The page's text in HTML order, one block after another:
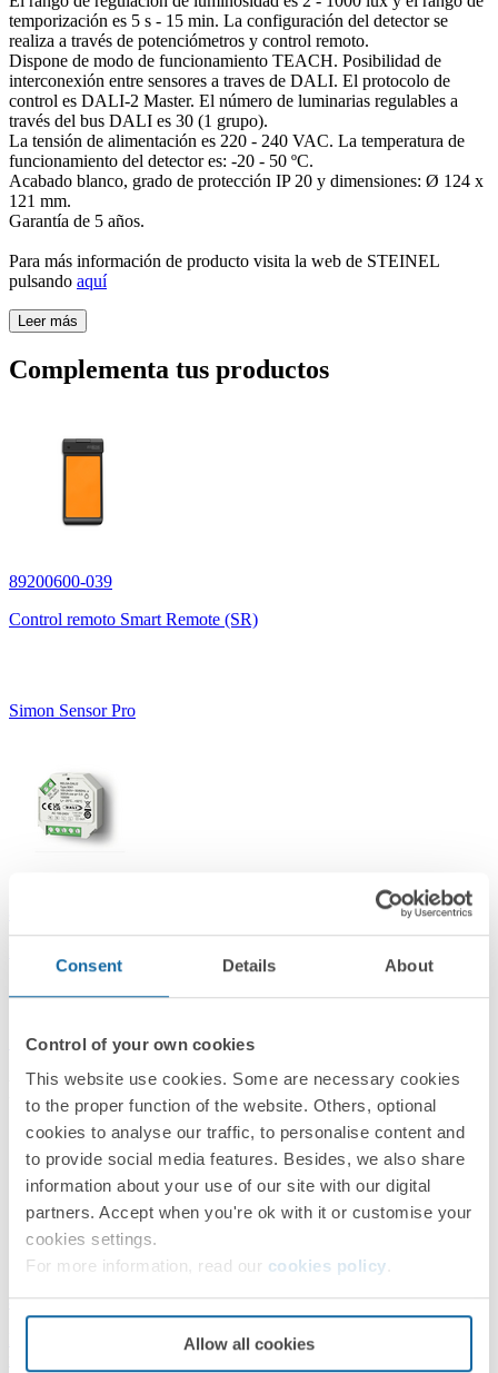
Consent Details About
Control of your own cookies
This website use cookies. Some are necessary cookies
to the proper function of the website. Others, optional
cookies to analyse our traffic, to personalise content and
to provide social media features. Besides, we also share
information about your use of our site with our digital
partners. Accept when you're ok with it or customise your
cookies settings.
For more information, read our cookies policy
Allow all cookies
temporización es 5 s - 15 min. La configuración del detector se
realiza a través de potenciómetros y control remoto.
Dispone de modo de funcionamiento TEACH. Posibilidad de
interconexión entre sensores a traves de DALI. El protocolo de
control es DALI-2 Master. El número de luminarias regulables a
través del bus DALI es 30 (1 grupo).
La tensión de alimentación es 220 - 240 VAC. La temperatura de
funcionamiento del detector es: -20 - 50 ºC.
Acabado blanco, grado de protección IP 20 y dimensiones: Ø 124 x
121 mm.
Garantía de 5 años.
Para más información de producto visita la web de STEINEL
pulsando aquí
Leer más
Complementa tus productos
89200600-039
Control remoto Smart Remote (SR)
Simon Sensor Pro
Simon Sensor Pro
Productos similares
89218439-130
PD-40 Grandes Áreas PIR+LUX SR superficie DALI-2 Master